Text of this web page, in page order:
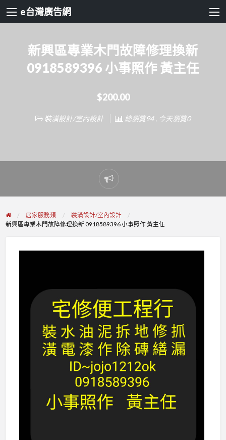
e台灣廣告網
新興區專業木門故障修理換新
0918589396 小事照作 黃主任
$200.00
裝潢設計/室內設計 總瀏覽94 , 今天瀏覽0
Report
problem
居家服務類
裝潢設計/室內設計
新興區專業木門故障修理換新 0918589396 小事照作 黃主任